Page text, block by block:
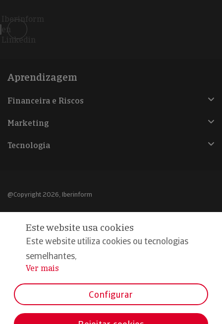
Iberinform
en
Linkedin
Aprendizagem
Financeira e Riscos
Marketing
Tecnologia
@Copyright 2026, Iberinform
Declaração de privacidade
Compromisso qualidade e segurança
Este website usa cookies
Este website utiliza cookies ou tecnologias
semelhantes,
...
Ver mais
Configurar